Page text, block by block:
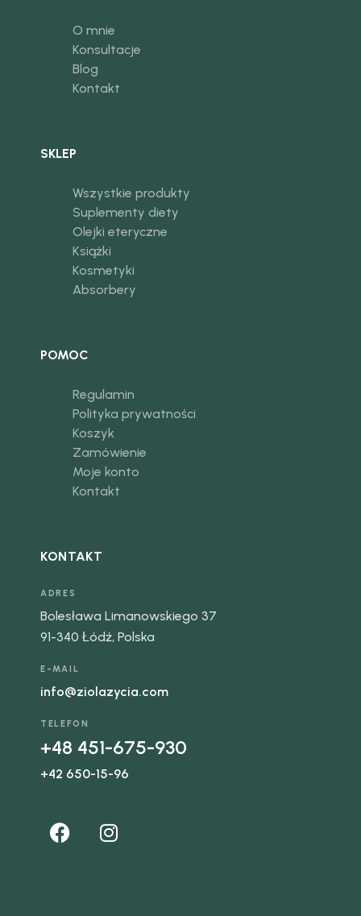
O mnie
Konsultacje
Blog
Kontakt
SKLEP
Wszystkie produkty
Suplementy diety
Olejki eteryczne
Książki
Kosmetyki
Absorbery
POMOC
Regulamin
Polityka prywatności
Koszyk
Zamówienie
Moje konto
Kontakt
KONTAKT
ADRES
Bolesława Limanowskiego 37
91-340 Łódź, Polska
E-MAIL
info@ziolazycia.com
TELEFON
+48 451-675-930
+42 650-15-96